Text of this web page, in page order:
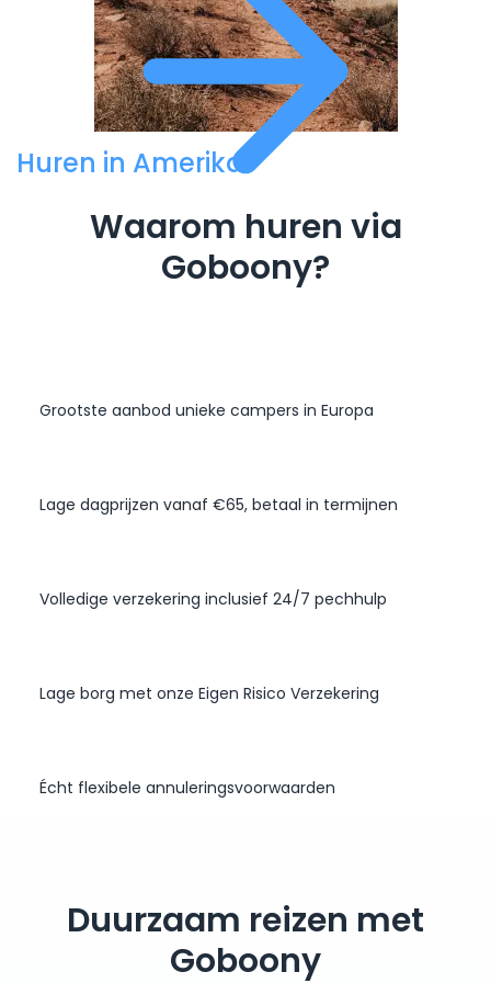
Huren in Amerika
Waarom huren via
Goboony?
Grootste aanbod unieke campers in Europa
Lage dagprijzen vanaf €65, betaal in termijnen
Volledige verzekering inclusief 24/7 pechhulp
Lage borg met onze Eigen Risico Verzekering
Écht flexibele annuleringsvoorwaarden
Duurzaam reizen met
Goboony